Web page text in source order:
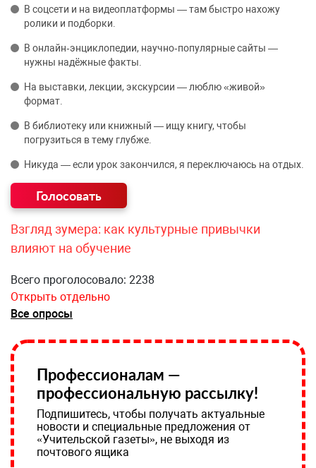
В соцсети и на видеоплатформы — там быстро нахожу
ролики и подборки.
В онлайн‑энциклопедии, научно‑популярные сайты —
нужны надёжные факты.
На выставки, лекции, экскурсии — люблю «живой»
формат.
В библиотеку или книжный — ищу книгу, чтобы
погрузиться в тему глубже.
Никуда — если урок закончился, я переключаюсь на отдых.
Взгляд зумера: как культурные привычки
влияют на обучение
Всего проголосовало: 2238
Открыть отдельно
Все опросы
Профессионалам —
профессиональную рассылку!
Подпишитесь, чтобы получать актуальные
новости и специальные предложения от
«Учительской газеты», не выходя из
почтового ящика